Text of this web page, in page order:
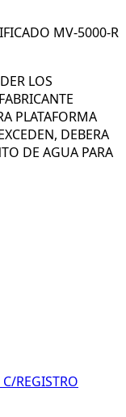
MV-5000-R
LOS
PLATAFORMA
DEBERA
DE AGUA PARA